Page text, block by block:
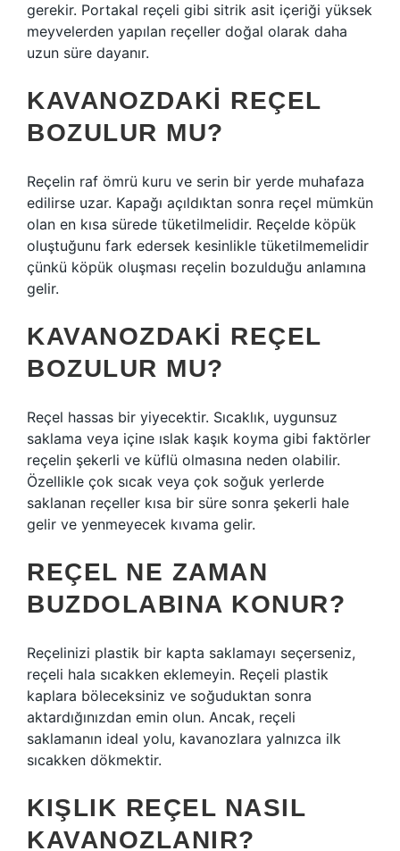
gerekir. Portakal reçeli gibi sitrik asit içeriği yüksek
meyvelerden yapılan reçeller doğal olarak daha
uzun süre dayanır.
KAVANOZDAKI REÇEL
BOZULUR MU?
Reçelin raf ömrü kuru ve serin bir yerde muhafaza
edilirse uzar. Kapağı açıldıktan sonra reçel mümkün
olan en kısa sürede tüketilmelidir. Reçelde köpük
oluştuğunu fark edersek kesinlikle tüketilmemelidir
çünkü köpük oluşması reçelin bozulduğu anlamına
gelir.
KAVANOZDAKI REÇEL
BOZULUR MU?
Reçel hassas bir yiyecektir. Sıcaklık, uygunsuz
saklama veya içine ıslak kaşık koyma gibi faktörler
reçelin şekerli ve küflü olmasına neden olabilir.
Özellikle çok sıcak veya çok soğuk yerlerde
saklanan reçeller kısa bir süre sonra şekerli hale
gelir ve yenmeyecek kıvama gelir.
REÇEL NE ZAMAN
BUZDOLABINA KONUR?
Reçelinizi plastik bir kapta saklamayı seçerseniz,
reçeli hala sıcakken eklemeyin. Reçeli plastik
kaplara böleceksiniz ve soğuduktan sonra
aktardığınızdan emin olun. Ancak, reçeli
saklamanın ideal yolu, kavanozlara yalnızca ilk
sıcakken dökmektir.
KIŞLIK REÇEL NASIL
KAVANOZLANIR?